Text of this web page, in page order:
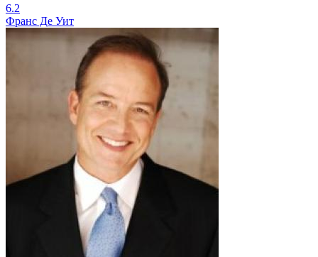
6.2
Франс Де Уит